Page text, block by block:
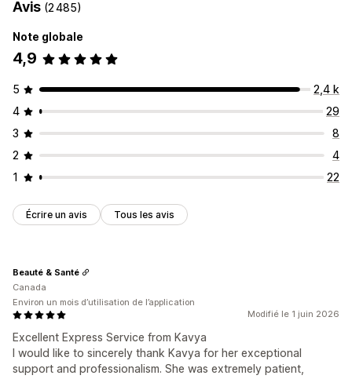
Avis (2 485)
Note globale
4,9
5
2,4 k
4
29
3
8
2
4
1
22
Écrire un avis Tous les avis
Modifié le 1 juin 2026
Excellent Express Service from Kavya
I would like to sincerely thank Kavya for her exceptional
support and professionalism. She was extremely patient,
Beauté & Santé
Canada
Environ un mois d’utilisation de l’application